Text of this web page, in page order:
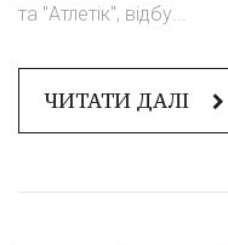
та "Атлетік", відбу...
ЧИТАТИ ДАЛІ